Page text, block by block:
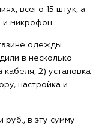
всего 15 штук, а
и микрофон.
одежды
в несколько
кабеля, 2) установка
настройка и
руб., в эту сумму